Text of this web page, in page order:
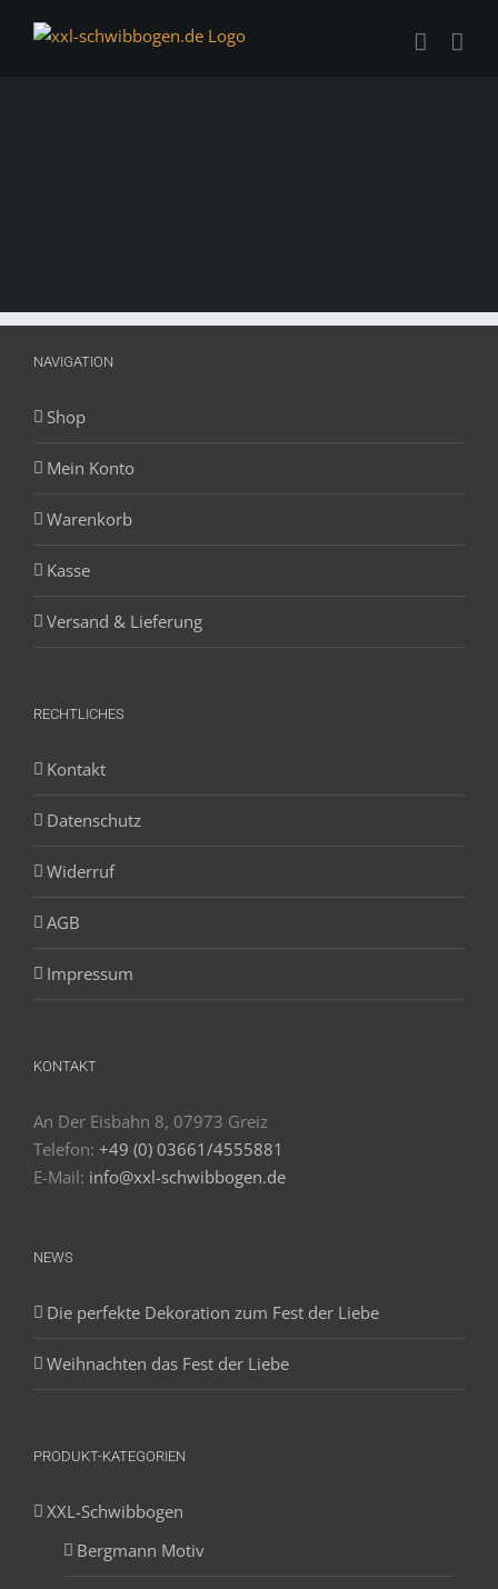
Inhalt
NAVIGATION
Shop
Mein Konto
Warenkorb
Kasse
Versand & Lieferung
RECHTLICHES
Kontakt
Datenschutz
Widerruf
AGB
Impressum
KONTAKT
An Der Eisbahn 8, 07973 Greiz
Telefon: +49 (0) 03661/4555881
E-Mail: info@xxl-schwibbogen.de
NEWS
Die perfekte Dekoration zum Fest der Liebe
Weihnachten das Fest der Liebe
PRODUKT-KATEGORIEN
XXL-Schwibbogen
Bergmann Motiv